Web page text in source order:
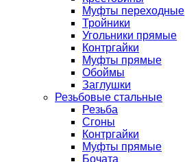
Муфты переходные
Тройники
Угольники прямые
Контргайки
Муфты прямые
Обоймы
Заглушки
Резьбовые стальные
Резьба
Сгоны
Контргайки
Муфты прямые
Бочата